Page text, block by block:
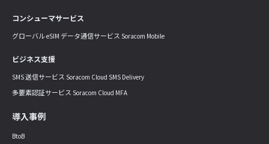
コンシューマサービス
グローバル eSIM データ通信サービス Soracom Mobile
ビジネス支援
SMS 送信サービス Soracom Cloud SMS Delivery
多要素認証サービス Soracom Cloud MFA
導入事例
BtoB